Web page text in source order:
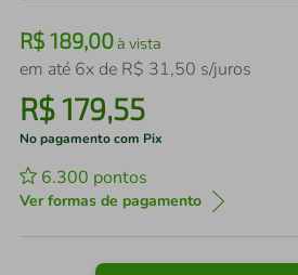
R$ 189,00à vista
em até 6x de R$ 31,50 s/juros
R$179,55
No pagamento com Pix
6.300 pontos
Ver formas de pagamento